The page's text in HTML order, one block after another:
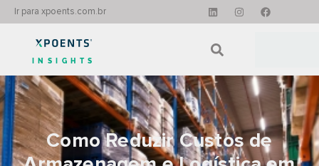
Ir para xpoents.com.br
INSIGHTS
Como Reduzir Custos de